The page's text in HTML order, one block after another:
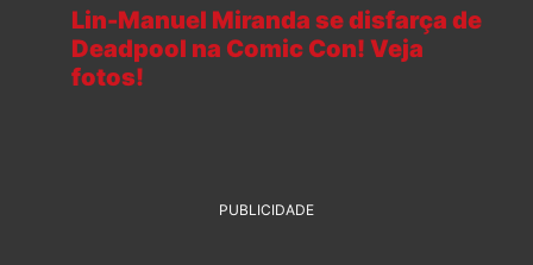
Lin-Manuel Miranda se disfarça de
Deadpool na Comic Con! Veja
fotos!
PUBLICIDADE